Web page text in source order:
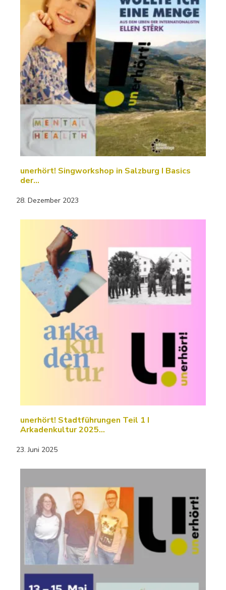
unerhört! Singworkshop in Salzburg I Basics
der…
28. Dezember 2023
unerhört! Stadtführungen Teil 1 I
Arkadenkultur 2025…
23. Juni 2025